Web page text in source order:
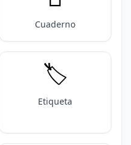
Cuaderno
🏷️
Etiqueta